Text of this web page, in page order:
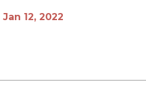
12, 2022